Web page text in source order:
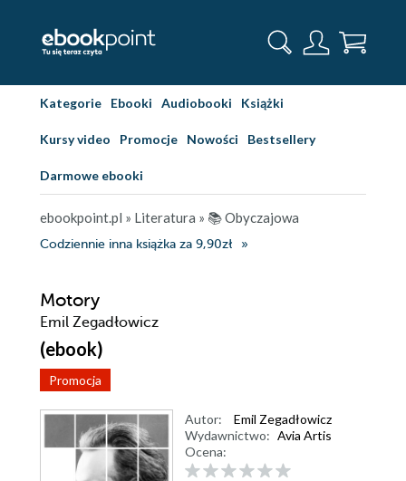
Kategorie Ebooki Audiobooki Książki
Kursy video Promocje Nowości Bestsellery
Darmowe ebooki
ebookpoint.pl » Literatura » 📚 Obyczajowa
Codziennie inna książka za 9,90zł
Motory
Emil Zegadłowicz
(ebook)
Promocja
Autor:
Emil Zegadłowicz
Wydawnictwo: Avia Artis
Ocena: